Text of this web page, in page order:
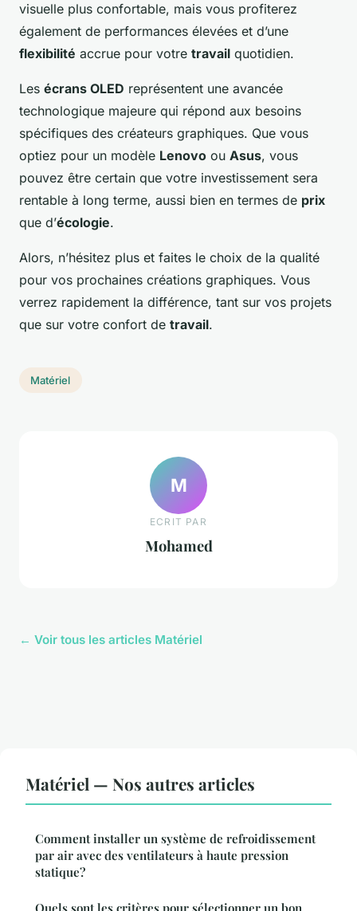
visuelle plus confortable, mais vous profiterez
également de performances élevées et d’une
flexibilité accrue pour votre travail quotidien.
Les écrans OLED représentent une avancée
technologique majeure qui répond aux besoins
spécifiques des créateurs graphiques. Que vous
optiez pour un modèle Lenovo ou Asus, vous
pouvez être certain que votre investissement sera
rentable à long terme, aussi bien en termes de prix
que d’écologie.
Alors, n’hésitez plus et faites le choix de la qualité
pour vos prochaines créations graphiques. Vous
verrez rapidement la différence, tant sur vos projets
que sur votre confort de travail.
Matériel
M
ECRIT PAR
Mohamed
← Voir tous les articles Matériel
Matériel — Nos autres articles
Comment installer un système de refroidissement
par air avec des ventilateurs à haute pression
statique?